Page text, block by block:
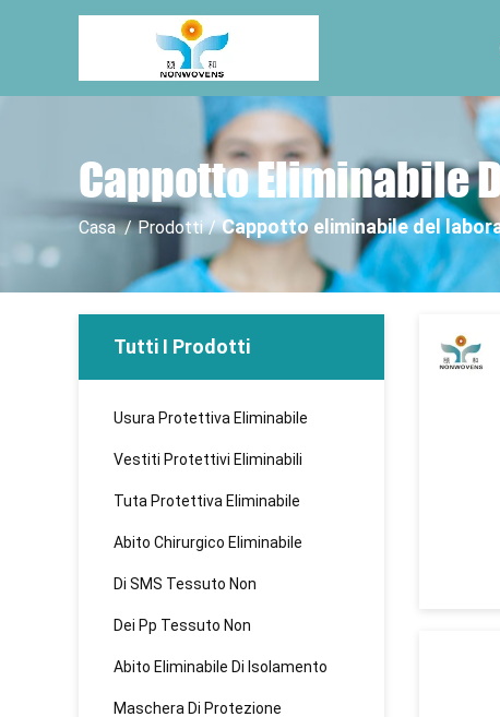
Cappotto Eliminabile
Casa / Prodotti / Cappotto eliminabile del
Tutti I Prodotti
Usura Protettiva Eliminabile
Vestiti Protettivi Eliminabili
Tuta Protettiva Eliminabile
Abito Chirurgico Eliminabile
Di SMS Tessuto Non
Dei Pp Tessuto Non
Abito Eliminabile Di Isolamento
Maschera Di Protezione